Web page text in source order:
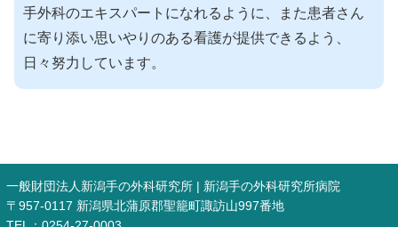
手外科のエキスパートになれるように、また患者さん
に寄り添い思いやりのある看護が提供できるよう、
日々努力しています。
一般財団法人新潟手の外科研究所 | 新潟手の外科研究所病院
〒957-0117 新潟県北蒲原郡聖籠町諏訪山997番地